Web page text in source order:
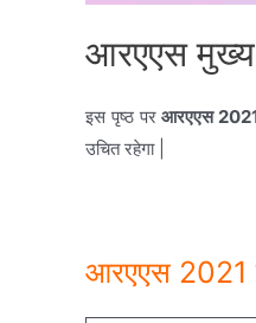
आरएएस मुख्य
इस पृष्ठ परआरएएस
उचित रहेगा |
आरएएस 2021